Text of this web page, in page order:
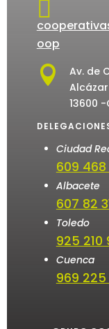

oop

Av. de
13600
Ciudad
609 468
Albacete
607 82
Toledo
925 210
Cuenca
969 225